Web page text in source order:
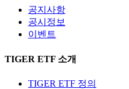
공지사항
공시정보
이벤트
TIGER ETF 소개
TIGER ETF 정의